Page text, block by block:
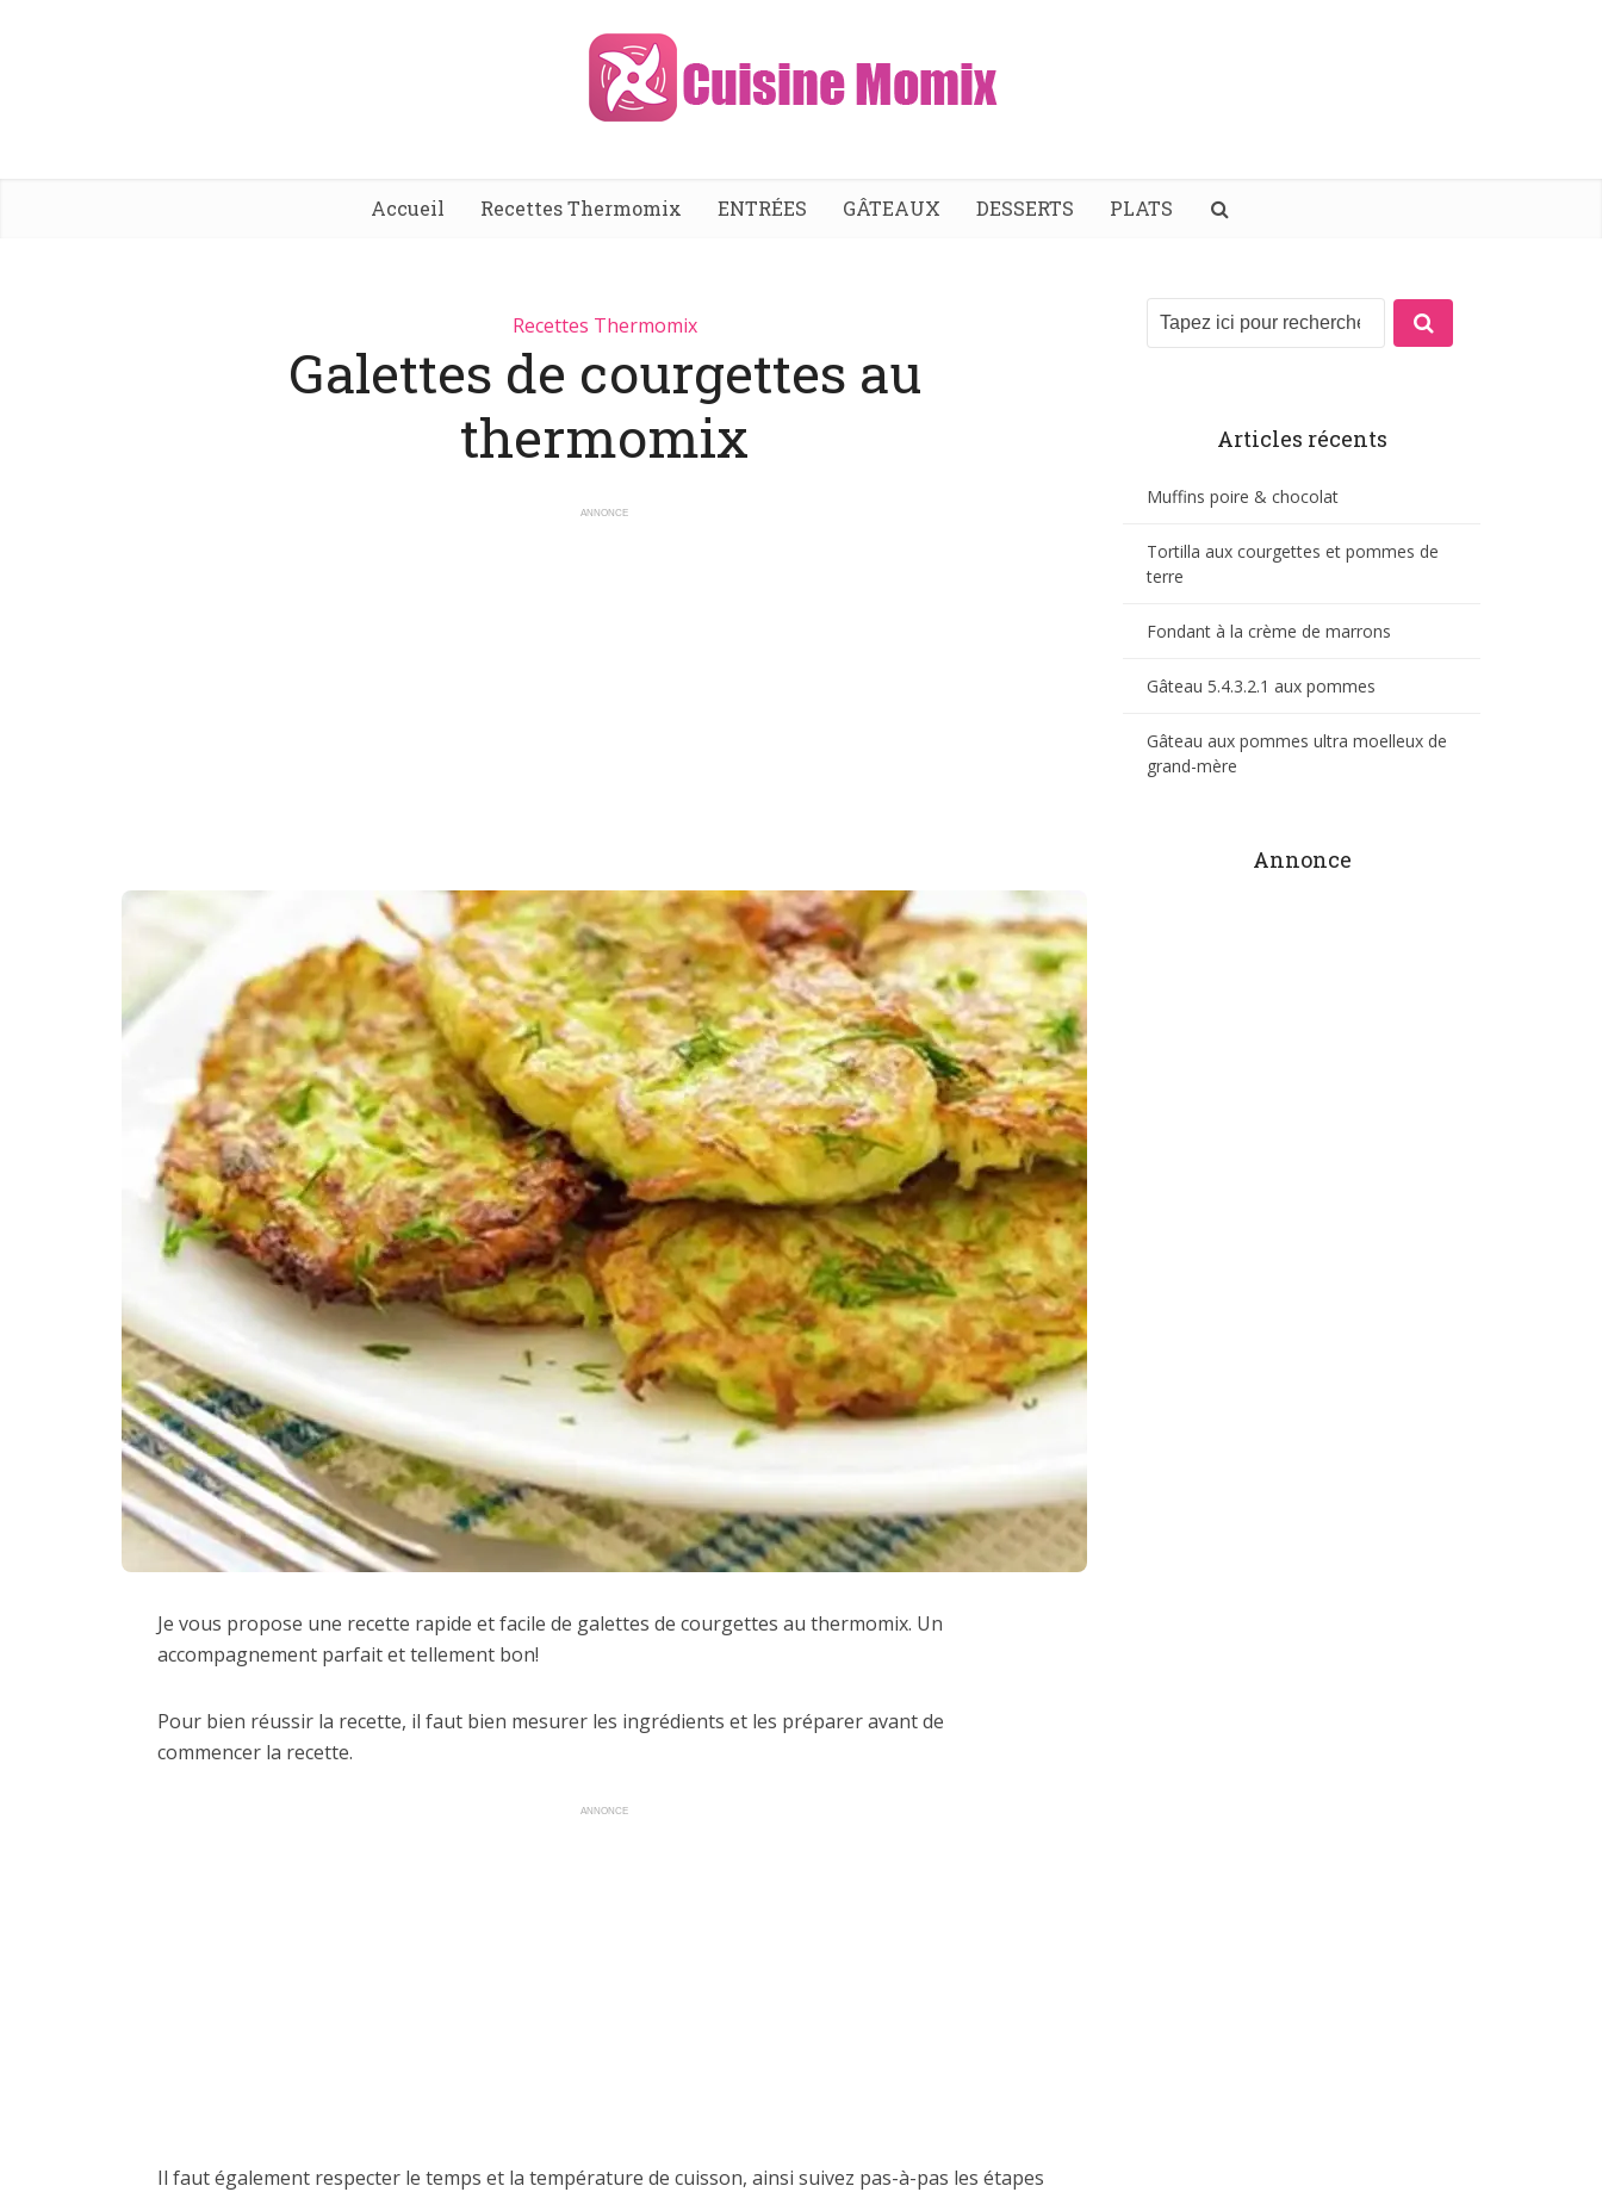
Accueil Recettes Thermomix ENTRÉES GÂTEAUX DESSERTS PLATS
Recettes Thermomix
Galettes de courgettes au
thermomix
ANNONCE
Je vous propose une recette rapide et facile de galettes de courgettes au thermomix. Un
accompagnement parfait et tellement bon!
Pour bien réussir la recette, il faut bien mesurer les ingrédients et les préparer avant de
commencer la recette.
ANNONCE
Il faut également respecter le temps et la température de cuisson, ainsi suivez pas-à-pas les étapes
Articles récents
Muffins poire & chocolat
Tortilla aux courgettes et pommes de
terre
Fondant à la crème de marrons
Gâteau 5.4.3.2.1 aux pommes
Gâteau aux pommes ultra moelleux de
grand-mère
Annonce